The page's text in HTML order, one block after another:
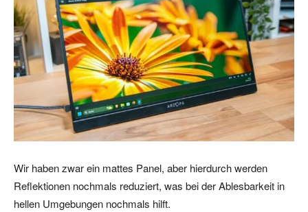
Wir haben zwar ein mattes Panel, aber hierdurch werden
Reflektionen nochmals reduziert, was bei der Ablesbarkeit in
hellen Umgebungen nochmals hilft.